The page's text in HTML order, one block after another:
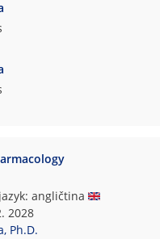
angličtina
2028
Ph.D.